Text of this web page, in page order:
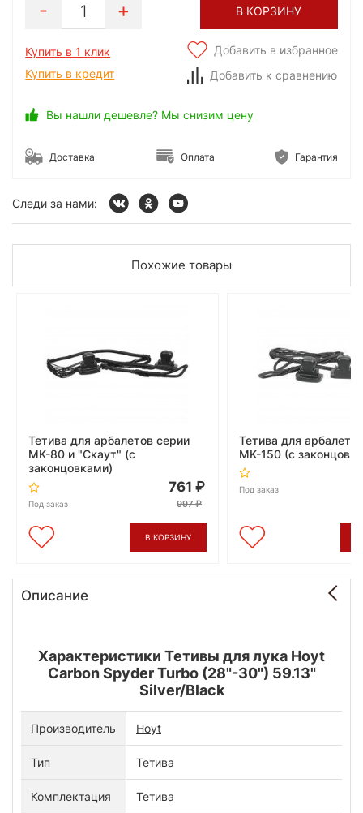
1 В КОРЗИНУ
Купить в 1 клик
Купить в кредит
Добавить в избранное
Добавить к сравнению
Вы нашли дешевле? Мы снизим цену
Доставка Оплата Гарантия
Следи за нами:
Похожие товары
Тетива для арбалетов серии
MK-80 и "Скаут" (с
законцовками)
Под заказ
761
997
В КОРЗИНУ
Тетива для
MK-150 (с
Под заказ
Описание
Характеристики Тетивы для лука Hoyt
Carbon Spyder Turbo (28"-30") 59.13"
Silver/Black
Производитель Hoyt
Тип Тетива
Комплектация Тетива